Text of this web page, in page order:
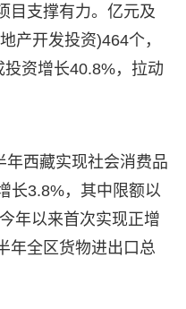
目支撑有力。亿元及
产开发投资)464个，
资增长40.8%，拉动
年西藏实现社会消费品
长3.8%，其中限额以
年以来首次实现正增
年全区货物进出口总